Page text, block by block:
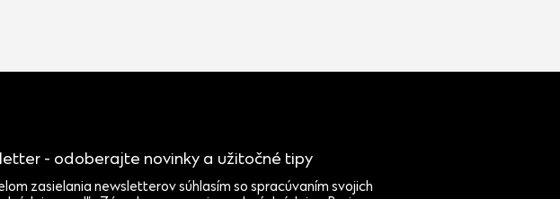
- odoberajte novinky a užitočné tipy
zasielania newsletterov súhlasím so spracúvaním svojich